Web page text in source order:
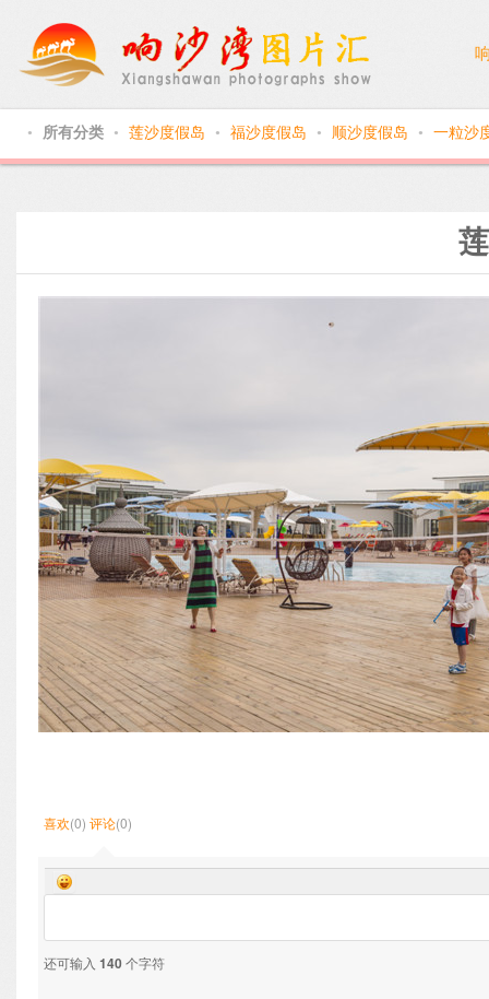
● 所有分类 ● 莲沙度假岛 ● 福沙度假岛 ● 顺沙度假岛 ● 一粒沙
喜欢(0) 评论(0)
还可输入 140个字符